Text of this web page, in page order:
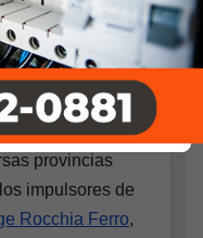
de
monocultivo de
y a las
provincias
impulsores de
Rocchia Ferro,